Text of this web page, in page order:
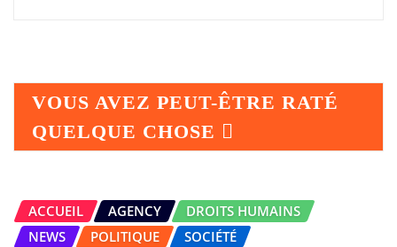
VOUS AVEZ PEUT-ÊTRE RATÉ
QUELQUE CHOSE
ACCUEIL AGENCY
DROITS HUMAINS
NEWS
POLITIQUE SOCIÉTÉ